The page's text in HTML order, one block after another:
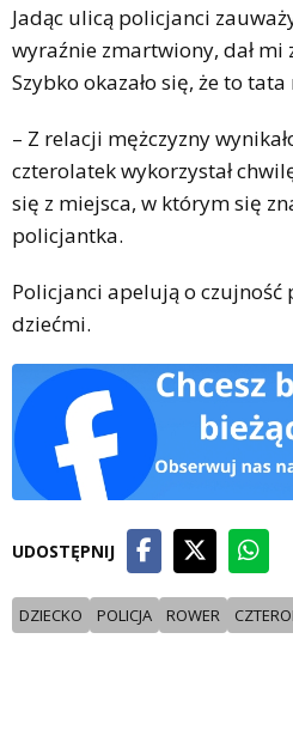
Jadąc ulicą policjanci
wyraźnie zmartwiony, dał
Szybko okazało się, że to
– Z relacji mężczyzny
czterolatek wykorzystał
się z miejsca, w którym się
policjantka.
Policjanci apelują o czujność
dziećmi.
UDOSTĘPNIJ
DZIECKO POLICJA ROWER